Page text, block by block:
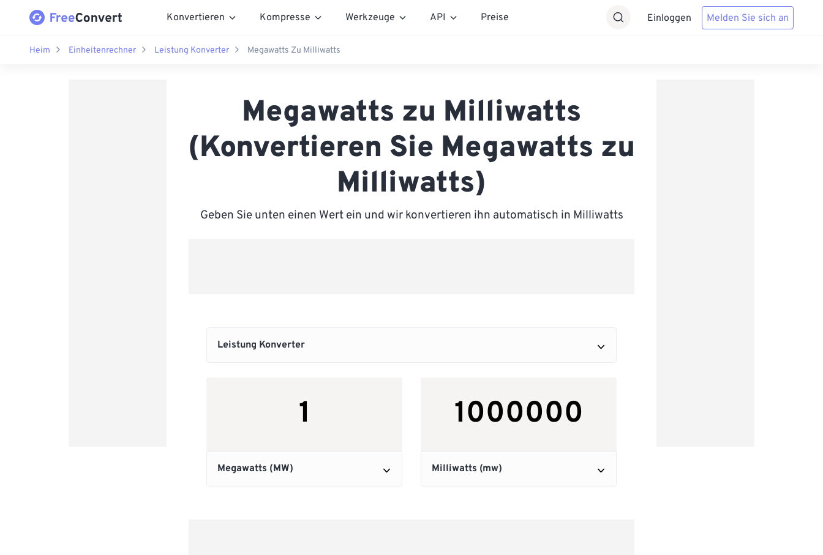
Konvertieren Kompresse Werkzeuge API Preise Einloggen Melden Sie sich an
Heim Einheitenrechner Leistung Konverter Megawatts Zu Milliwatts
Megawatts zu Milliwatts
(Konvertieren Sie Megawatts zu
Milliwatts)
Geben Sie unten einen Wert ein und wir konvertieren ihn automatisch in Milliwatts